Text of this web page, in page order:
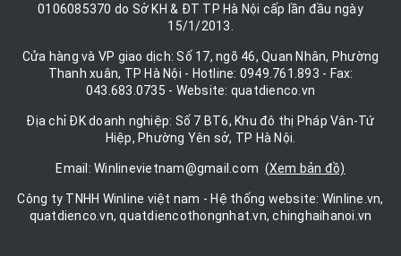
0106085370 do Sở KH & ĐT TP Hà Nội cấp lần đầu ngày
15/1/2013.
Cửa hàng và VP giao dịch: Số 17, ngõ 46, Quan Nhân, Phường
Thanh xuân, TP Hà Nội - Hotline: 0949.761.893 - Fax:
043.683.0735 - Website: quatdienco.vn
Địa chỉ ĐK doanh nghiệp: Số 7 BT6, Khu đô thị Pháp Vân-Tứ
Hiệp, Phường Yên sở, TP Hà Nội.
Email: Winlinevietnam@gmail.com (Xem bản đồ)
Công ty TNHH Winline việt nam - Hệ thống website: Winline.vn,
quatdienco.vn, quatdiencothongnhat.vn, chinghaihanoi.vn